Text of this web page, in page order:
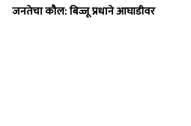
जनतेचा कौल: बिज्जू प्रधाने आघाडीवर